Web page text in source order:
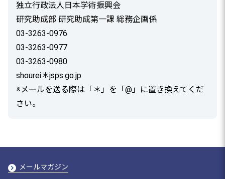
独立行政法人日本学術振興会
研究助成部 研究助成第一課 総務企画係
03-3263-0976
03-3263-0977
03-3263-0980
shourei＊jsps.go.jp
※メールを送る際は「＊」を「@」に置き換えてくだ
さい。
メールマガジン